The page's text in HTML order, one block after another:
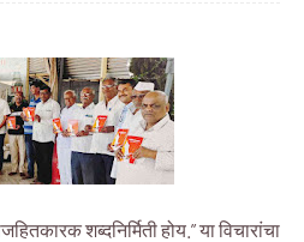
शब्दनिर्मिती होय.” या विचारांचा